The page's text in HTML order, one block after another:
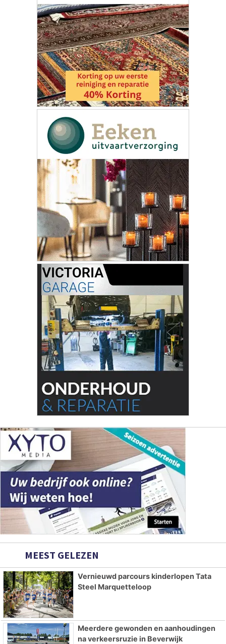
MEEST GELEZEN
Vernieuwd parcours kinderlopen Tata
Steel Marquetteloop
Meerdere gewonden en aanhoudingen
na verkeersruzie in Beverwijk